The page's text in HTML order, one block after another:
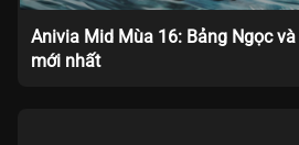
Anivia Mid Mùa 16: Bảng Ngọc
mới nhất